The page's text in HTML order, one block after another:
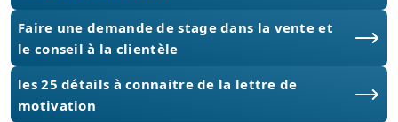
Faire une demande de stage dans la vente et
le conseil à la clientèle
les 25 détails à connaitre de la lettre de
motivation